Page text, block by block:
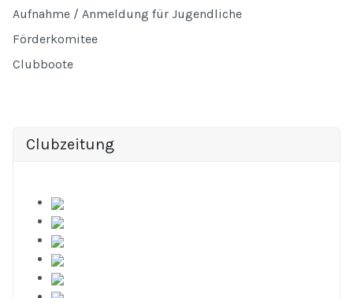
Aufnahme / Anmeldung für Jugendliche
Förderkomitee
Clubboote
Clubzeitung